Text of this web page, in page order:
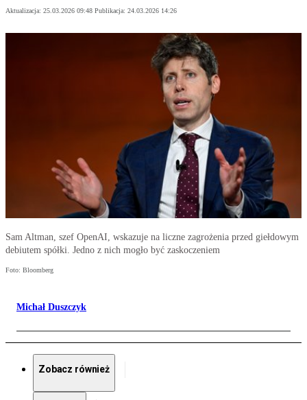
Aktualizacja: 25.03.2026 09:48 Publikacja: 24.03.2026 14:26
Sam Altman, szef OpenAI, wskazuje na liczne zagrożenia przed giełdowym
debiutem spółki. Jedno z nich mogło być zaskoczeniem
Foto: Bloomberg
Michał Duszczyk
Zobacz również